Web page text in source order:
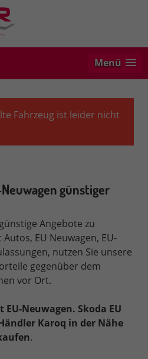
Menü
Fahrzeug ist leider nicht
günstiger
Angebote zu
EU Neuwagen, EU-
nutzen Sie unsere
gegenüber dem
vor Ort.
EU-Neuwagen. Skoda EU
Karoq in der Nähe
.